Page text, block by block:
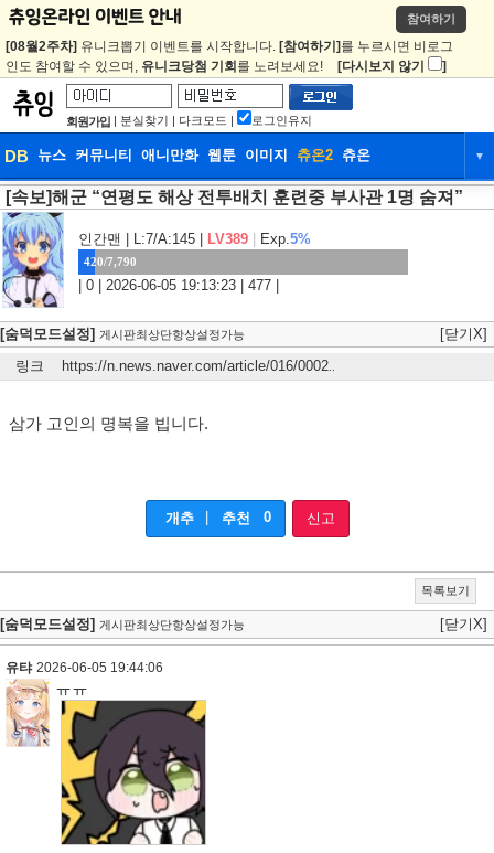
참여하기
[08월2주차] 유니크뽑기 이벤트를 시작합니다. [참여하기] 를 누르시면 비로그
인도 참여할 수 있으며, 유니크당첨 기회 를 노려보세요! [다시보지 않기 ]
회원가입 | 분실찾기 | 다크모드 | 로그인유지
DB 뉴스 커뮤니티 애니만화 웹툰 이미지 츄온2 츄온 ▼
DB 뉴스 커뮤니티 애니만화
웹툰 이미지 츄온2
[속보]해군 “연평도 해상 전투배치 훈련중 부사관 1명 숨져”
인간맨 | L:7/A:145 | LV389 Exp.5%
420/7,790
| 0 | 2026-06-05 19:13:23 | 477 |
[숨덕모드설정] 게시판최상단항상설정가능
[닫기X]
링크
https://n.news.naver.com/article/016/0002
삼가 고인의 명복을 빕니다.
개추 추천 0 신고
목록보기
[숨덕모드설정] 게시판최상단항상설정가능 [닫기X]
유탸 2026-06-05 19:44:06
ㅠㅠ